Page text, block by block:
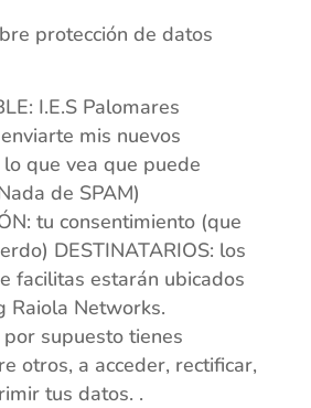
protección de datos
I.E.S Palomares
mis nuevos
que vea que puede
de SPAM)
tu consentimiento (que
DESTINATARIOS: los
facilitas estarán ubicados
Raiola Networks.
por supuesto tienes
otros, a acceder, rectificar,
tus datos. .